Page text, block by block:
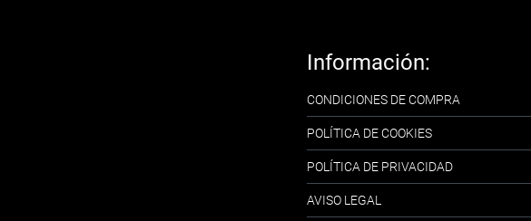
Información:
CONDICIONES DE COMPRA
POLÍTICA DE COOKIES
POLÍTICA DE PRIVACIDAD
AVISO LEGAL